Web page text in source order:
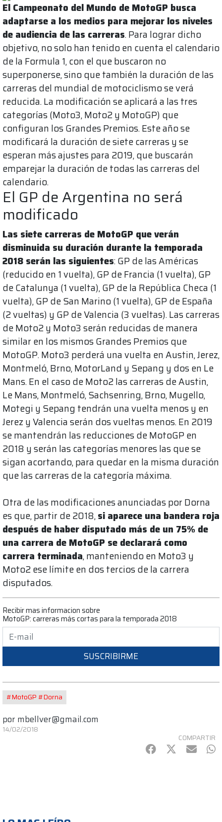
El Campeonato del Mundo de MotoGP busca
adaptarse a los medios para mejorar los niveles
de audiencia de las carreras. Para lograr dicho
objetivo, no solo han tenido en cuenta el calendario
de la Formula 1, con el que buscaron no
superponerse, sino que también la duración de las
carreras del mundial de motociclismo se verá
reducida. La modificación se aplicará a las tres
categorías (Moto3, Moto2 y MotoGP) que
configuran los Grandes Premios. Este año se
modificará la duración de siete carreras y se
esperan más ajustes para 2019, que buscarán
emparejar la duración de todas las carreras del
calendario.
El GP de Argentina no será
modificado
Las siete carreras de MotoGP que verán
disminuida su duración durante la temporada
2018 serán las siguientes: GP de las Américas
(reducido en 1 vuelta), GP de Francia (1 vuelta), GP
de Catalunya (1 vuelta), GP de la República Checa (1
vuelta), GP de San Marino (1 vuelta), GP de España
(2 vueltas) y GP de Valencia (3 vueltas). Las carreras
de Moto2 y Moto3 serán reducidas de manera
similar en los mismos Grandes Premios que
MotoGP. Moto3 perderá una vuelta en Austin, Jerez,
Montmeló, Brno, MotorLand y Sepang y dos en Le
Mans. En el caso de Moto2 las carreras de Austin,
Le Mans, Montmeló, Sachsenring, Brno, Mugello,
Motegi y Sepang tendrán una vuelta menos y en
Jerez y Valencia serán dos vueltas menos. En 2019
se mantendrán las reducciones de MotoGP en
2018 y serán las categorías menores las que se
sigan acortando, para quedar en la misma duración
que las carreras de la categoría máxima.
Otra de las modificaciones anunciadas por Dorna
es que, partir de 2018,si aparece una bandera roja
después de haber disputado más de un 75% de
una carrera de MotoGP se declarará como
carrera terminada, manteniendo en Moto3 y
Moto2 ese límite en dos tercios de la carrera
disputados.
Recibir mas informacion sobre
MotoGP: carreras más cortas para la temporada 2018
SUSCRIBIRME
#MotoGP #Dorna
por mbellver@gmail.com
14/02/2018
COMPARTIR
Facebook
Twitter
mail